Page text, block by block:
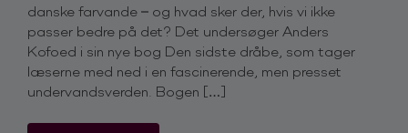
danske farvande – og hvad sker der, hvis vi ikke
passer bedre på det? Det undersøger Anders
Kofoed i sin nye bog Den sidste dråbe, som tager
læserne med ned i en fascinerende, men presset
undervandsverden. Bogen […]